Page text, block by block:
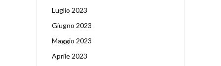
Luglio 2023
Giugno 2023
Maggio 2023
Aprile 2023